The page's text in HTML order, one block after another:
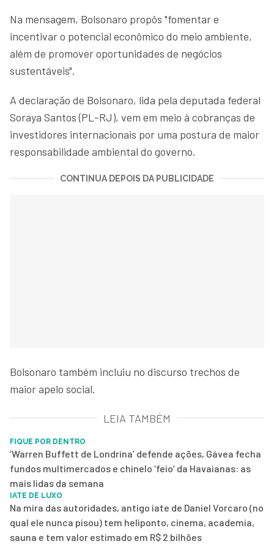
Na mensagem, Bolsonaro propôs "fomentar e
incentivar o potencial econômico do meio ambiente,
além de promover oportunidades de negócios
sustentáveis".
A declaração de Bolsonaro, lida pela deputada federal
Soraya Santos (PL-RJ), vem em meio à cobranças de
investidores internacionais por uma postura de maior
responsabilidade ambiental do governo.
CONTINUA DEPOIS DA PUBLICIDADE
Bolsonaro também incluiu no discurso trechos de
maior apelo social.
LEIA TAMBÉM
FIQUE POR DENTRO
‘Warren Buffett de Londrina’ defende ações, Gávea fecha
fundos multimercados e chinelo ‘feio’ da Havaianas: as
mais lidas da semana
IATE DE LUXO
Na mira das autoridades, antigo iate de Daniel Vorcaro (no
qual ele nunca pisou) tem heliponto, cinema, academia,
sauna e tem valor estimado em R$ 2 bilhões